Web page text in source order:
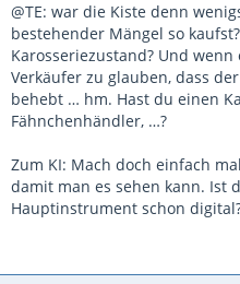
@TE: war die Kiste denn
bestehender Mängel so
Karosseriezustand? Und
Verkäufer zu glauben, dass
behebt … hm. Hast du einen
Fähnchenhändler, …?
Zum KI: Mach doch einfach
damit man es sehen kann. Ist
Hauptinstrument schon